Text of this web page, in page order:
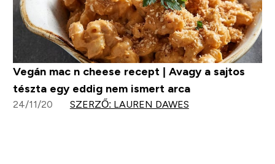
Vegán mac n cheese recept | Avagy a sajtos
tészta egy eddig nem ismert arca
24/11/20 SZERZŐ: LAUREN DAWES